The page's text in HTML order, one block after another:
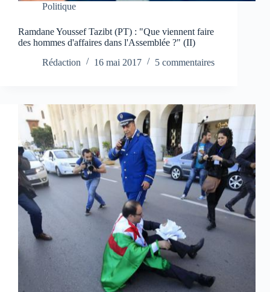
Politique
Ramdane Youssef Tazibt (PT) : "Que viennent faire
des hommes d'affaires dans l'Assemblée ?" (II)
Rédaction
16 mai 2017 5 commentaires